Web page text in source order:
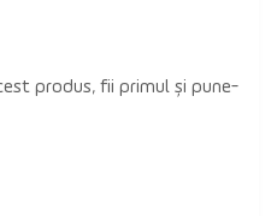
produs, fii primul și pune-